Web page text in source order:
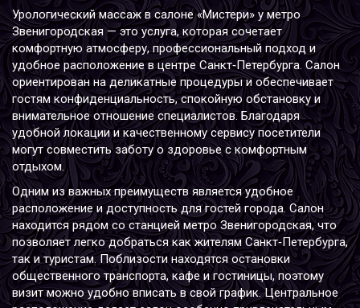
Урологический массаж в салоне «Мистери» у метро
Звенигородская — это услуга, которая сочетает
комфортную атмосферу, профессиональный подход и
удобное расположение в центре Санкт‑Петербурга. Салон
ориентирован на деликатные процедуры и обеспечивает
гостям конфиденциальность, спокойную обстановку и
внимательное отношение специалистов. Благодаря
удобной локации и качественному сервису посетители
могут совместить заботу о здоровье с комфортным
отдыхом.
Одним из важных преимуществ является удобное
расположение и доступность для гостей города. Салон
находится рядом со станцией метро Звенигородская, что
позволяет легко добраться как жителям Санкт‑Петербурга,
так и туристам. Поблизости находятся остановки
общественного транспорта, кафе и гостиницы, поэтому
визит можно удобно вписать в свой график. Центральное